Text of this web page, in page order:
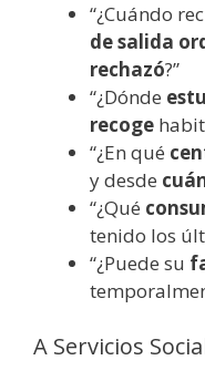
“¿Cuándo
de salida
rechazó?”
“¿Dónde
recoge
“¿En qué
y desde
“¿Qué
tenido los
“¿Puede su
A Servicios